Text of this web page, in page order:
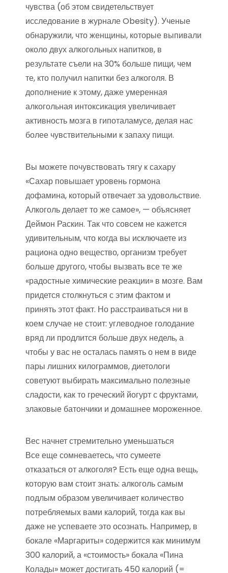
чувства (об этом свидетельствует
исследование в журнале Obesity). Ученые
обнаружили, что женщины, которые выпивали
около двух алкогольных напитков, в
результате съели на 30% больше пищи, чем
те, кто получил напитки без алкоголя. В
дополнение к этому, даже умеренная
алкогольная интоксикация увеличивает
активность мозга в гипоталамусе, делая нас
более чувствительными к запаху пищи.
Вы можете почувствовать тягу к сахару
«Сахар повышает уровень гормона
дофамина, который отвечает за удовольствие.
Алкоголь делает то же самое», — объясняет
Деймон Раскин. Так что совсем не кажется
удивительным, что когда вы исключаете из
рациона одно вещество, организм требует
больше другого, чтобы вызвать все те же
«радостные химические реакции» в мозге. Вам
придется столкнуться с этим фактом и
принять этот факт. Но расстраиваться ни в
коем случае не стоит: углеводное голодание
вряд ли продлится больше двух недель, а
чтобы у вас не осталась память о нем в виде
пары лишних килограммов, диетологи
советуют выбирать максимально полезные
сладости, как то греческий йогурт с фруктами,
злаковые батончики и домашнее мороженное.
Вес начнет стремительно уменьшаться
Все еще сомневаетесь, что сумеете
отказаться от алкоголя? Есть еще одна вещь,
которую вам стоит знать: алкоголь самым
подлым образом увеличивает количество
потребляемых вами калорий, тогда как вы
даже не успеваете это осознать. Например, в
бокале «Маргариты» содержится как минимум
300 калорий, а «стоимость» бокала «Пина
Колады» может достигать 450 калорий (=